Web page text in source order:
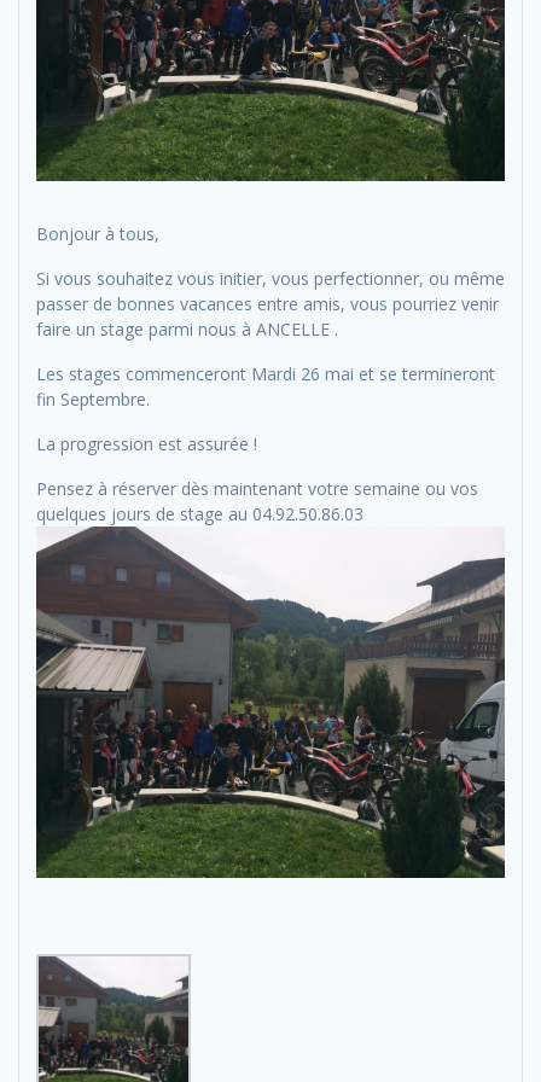
Bonjour à tous,
Si vous souhaitez vous initier, vous perfectionner, ou même
passer de bonnes vacances entre amis, vous pourriez venir
faire un stage parmi nous à ANCELLE .
Les stages commenceront Mardi 26 mai et se termineront
fin Septembre.
La progression est assurée !
Pensez à réserver dès maintenant votre semaine ou vos
quelques jours de stage au 04.92.50.86.03